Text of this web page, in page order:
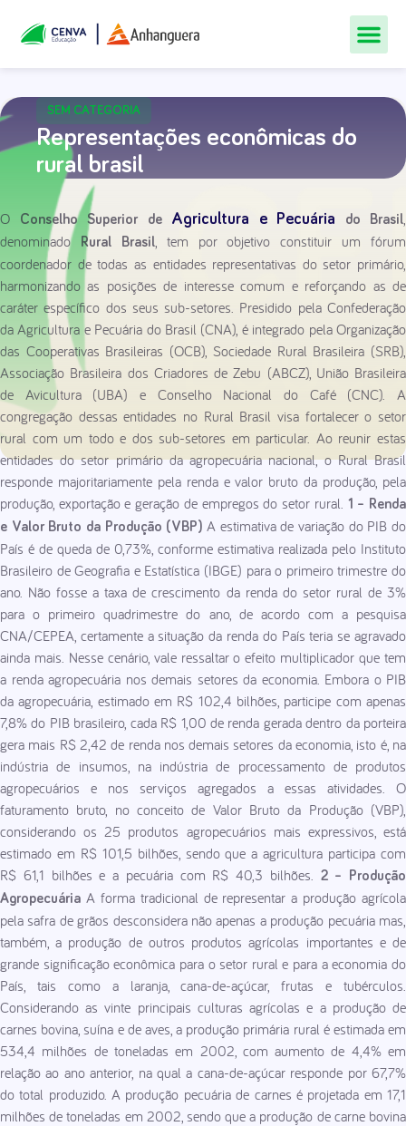
SEM CATEGORIA
Representações econômicas do
rural brasil
O Conselho Superior de Agricultura e Pecuária do Brasil,
denominado
Rural Brasil, tem por objetivo constituir um fórum
coordenador de todas as entidades representativas do setor primário,
harmonizando as posições de interesse comum e reforçando as de
caráter específico dos seus sub-setores. Presidido pela Confederação
da Agricultura e Pecuária do Brasil (CNA), é integrado pela Organização
das Cooperativas Brasileiras (OCB), Sociedade Rural Brasileira (SRB),
Associação Brasileira dos Criadores de Zebu (ABCZ), União Brasileira
de Avicultura (UBA) e Conselho Nacional do Café (CNC). A
congregação dessas entidades no Rural Brasil visa fortalecer o setor
rural com um todo e dos sub-setores em particular. Ao reunir estas
entidades do setor primário da agropecuária nacional, o Rural Brasil
responde majoritariamente pela renda e valor bruto da produção, pela
produção, exportação e geração de empregos do setor rural. 1 – Renda
e Valor Bruto da Produção (VBP) A estimativa de variação do PIB do
País é de queda de 0,73%, conforme estimativa realizada pelo Instituto
Brasileiro de Geografia e Estatística (IBGE) para o primeiro trimestre do
ano. Não fosse a taxa de crescimento da renda do setor rural de 3%
para o primeiro quadrimestre do ano, de acordo com a pesquisa
CNA/CEPEA, certamente a situação da renda do País teria se agravado
ainda mais. Nesse cenário, vale ressaltar o efeito multiplicador que tem
a renda agropecuária nos demais setores da economia. Embora o PIB
da agropecuária, estimado em R$ 102,4 bilhões, participe com apenas
7,8% do PIB brasileiro, cada R$ 1,00 de renda gerada dentro da porteira
gera mais R$ 2,42 de renda nos demais setores da economia, isto é, na
indústria de insumos, na indústria de processamento de produtos
agropecuários e nos serviços agregados a essas atividades. O
faturamento bruto, no conceito de Valor Bruto da Produção (VBP),
considerando os 25 produtos agropecuários mais expressivos, está
estimado em R$ 101,5 bilhões, sendo que a agricultura participa com
R$ 61,1 bilhões e a pecuária com R$ 40,3 bilhões. 2 – Produção
Agropecuária A forma tradicional de representar a produção agrícola
pela safra de grãos desconsidera não apenas a produção pecuária mas,
também, a produção de outros produtos agrícolas importantes e de
grande significação econômica para o setor rural e para a economia do
País, tais como a laranja, cana-de-açúcar, frutas e tubérculos.
Considerando as vinte principais culturas agrícolas e a produção de
carnes bovina, suína e de aves, a produção primária rural é estimada em
534,4 milhões de toneladas em 2002, com aumento de 4,4% em
relação ao ano anterior, na qual a cana-de-açúcar responde por 67,7%
do total produzido. A produção pecuária de carnes é projetada em 17,1
milhões de toneladas em 2002, sendo que a produção de carne bovina